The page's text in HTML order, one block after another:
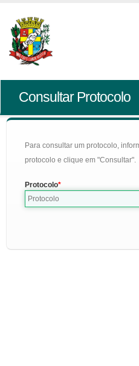
Consultar Protocolo
Para consultar um protocolo,
protocolo e clique em "Consultar".
Protocolo